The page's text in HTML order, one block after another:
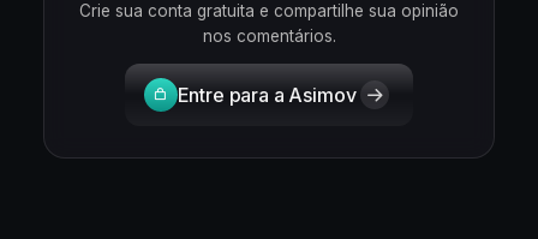
Crie sua conta gratuita e compartilhe sua opinião
nos comentários.
Entre para a Asimov